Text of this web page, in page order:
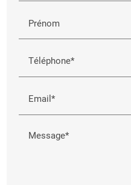
Prénom
Téléphone*
Email*
Message*